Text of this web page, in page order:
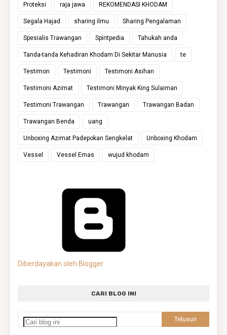
Proteksi raja jawa REKOMENDASI KHODAM
Segala Hajad sharing ilmu Sharing Pengalaman
Spesialis Trawangan Spiritpedia Tahukah anda
Tanda-tanda Kehadiran Khodam Di Sekitar Manusia te
Testimon Testimoni Testimoni Asihan
Testimoni Azimat Testimoni Minyak King Sulaiman
Testimoni Trawangan Trawangan Trawangan Badan
Trawangan Benda uang
Unboxing Azimat Padepokan Sengkelat Unboxing Khodam
Vessel Vessel Emas wujud khodam
Diberdayakan oleh Blogger
CARI BLOG INI